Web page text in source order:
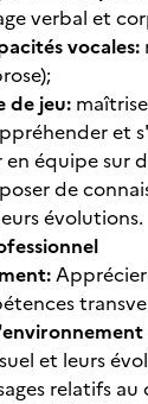
verbal et
vocales:
de jeu:
et
équipe sur
de
évolutions.
et leurs
relatifs